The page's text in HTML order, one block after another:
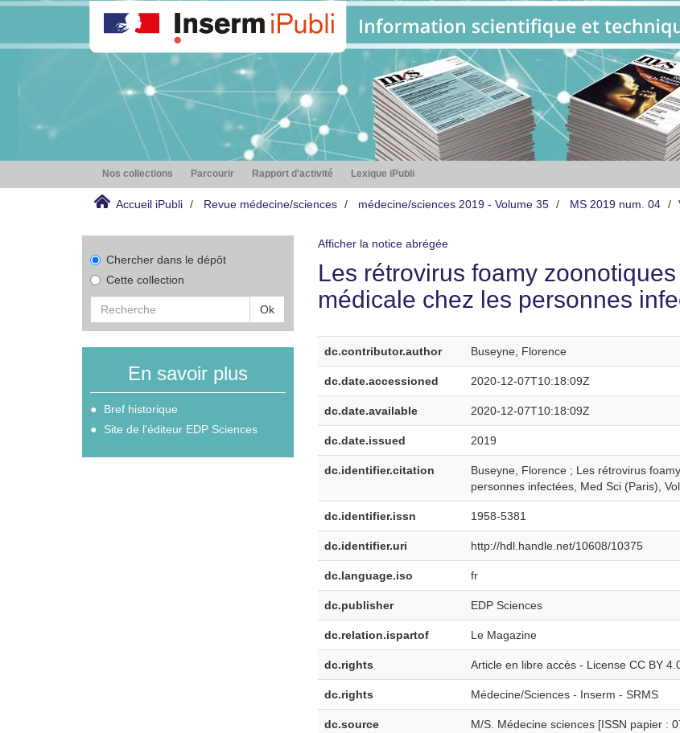
Nos collections Parcourir Rapport d'activité Lexique iPubli
Accueil iPubli Revue médecine/sciences médecine/sciences 2019 - Volume 35 MS 2019 num. 04
Chercher dans le dépôt
Cette collection
Ok
En savoir plus
Bref historique
Site de l'éditeur EDP Sciences
Afficher la notice abrégée
Les rétrovirus foamy
médicale chez les personnes
dc.contributor.author Buseyne, Florence
dc.date.accessioned 2020-12-07T10:18:09Z
dc.date.available 2020-12-07T10:18:09Z
dc.date.issued 2019
dc.identifier.citation
Buseyne, Florence ; Les rétrovirus
personnes infectées, Med Sci (Paris),
dc.identifier.issn 1958-5381
dc.identifier.uri http://hdl.handle.net/10608/10375
dc.language.iso fr
dc.publisher EDP Sciences
dc.relation.ispartof Le Magazine
dc.rights Article en libre accès - License CC BY
dc.rights Médecine/Sciences - Inserm - SRMS
dc.source
M/S. Médecine sciences [ISSN papier :